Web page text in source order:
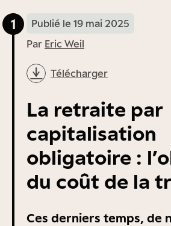
1
Publié le 19 mai 2025
Par Eric Weil
Télécharger
La retraite par
capitalisation
obligatoire :
du coût de la
Ces derniers temps, de